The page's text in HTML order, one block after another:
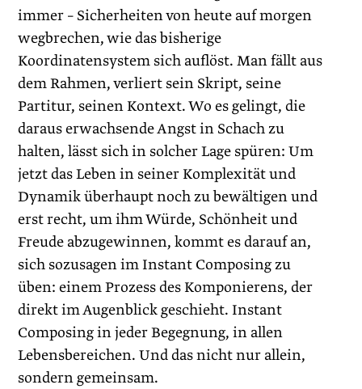
immer – Sicherheiten von heute auf morgen
wegbrechen, wie das bisherige
Koordinatensystem sich auflöst. Man fällt aus
dem Rahmen, verliert sein Skript, seine
Partitur, seinen Kontext. Wo es gelingt, die
daraus erwachsende Angst in Schach zu
halten, lässt sich in solcher Lage spüren: Um
jetzt das Leben in seiner Komplexität und
Dynamik überhaupt noch zu bewältigen und
erst recht, um ihm Würde, Schönheit und
Freude abzugewinnen, kommt es darauf an,
sich sozusagen im Instant Composing zu
üben: einem Prozess des Komponierens, der
direkt im Augenblick geschieht. Instant
Composing in jeder Begegnung, in allen
Lebensbereichen. Und das nicht nur allein,
sondern gemeinsam.